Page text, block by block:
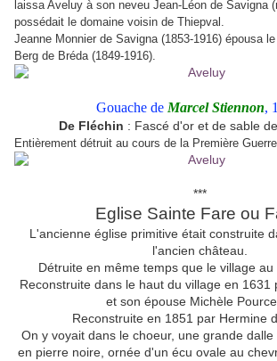
laissa Aveluy à son neveu Jean-Léon de Savigna
possédait le domaine voisin de Thiepval.
Jeanne Monnier de Savigna (1853-1916) épousa
Berg de Bréda (1849-1916).
Gouache de Marcel Stiennon,
De Fléchin : Fascé d'or et de sable
Entièrement détruit au cours de la Première
***
Eglise Sainte Fare ou
L'ancienne église primitive était construite
l'ancien château.
Détruite en même temps que le village au
Reconstruite dans le haut du village en 1631
et son épouse Michèle
Reconstruite en 1851 par Hermine
On y voyait dans le choeur, une grande
en pierre noire, ornée d'un écu ovale au